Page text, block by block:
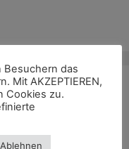
Besuchern das
Mit AKZEPTIEREN,
Cookies zu.